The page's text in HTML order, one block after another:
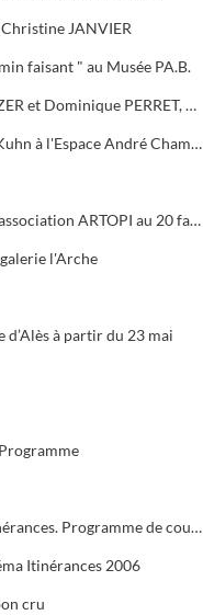
JANVIER
faisant " au Musée PA.B.
Exposition de photos de Michel LEZER et Dominique PERRET, de peintures de Monique SANTORO à l'OFFICE DE TOURISME pour la Féria d'Alès
Rétrospective de l'œuvre de Peter Kuhn à l'Espace André Chamson. Exposition consacrée à Vauban à l'OFFICE DE TOURISME. Présentation de saison hors les murs du cratère
Exposition "Dessins à dessin" par l'association ARTOPI au 20 faubourg du Soleil
l'Arche
à partir du 23 mai
Nouvelle présidente au Festival Itinérances. Programme de courts métrages de Jacques TATI
Itinérances 2006
cru